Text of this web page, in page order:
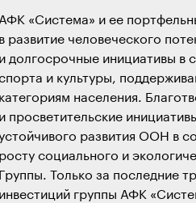
АФК «Система» и ее
в развитие человеческого
и долгосрочные инициативы в
и культуры,
категориям населения.
и просветительские
развития ООН в
росту социального и
Группы. Только за последние
инвестиций группы АФК